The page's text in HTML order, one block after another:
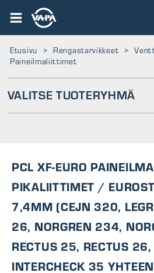
Etusivu > Rengastarvikkeet >
Paineilmaliittimet
VALITSE TUOTERYHMÄ
VENTTIILIN ASENNUSTYÖKALUT
TEOLLISUUSVENTTIILIT
PCL XF-EURO
PIKALIITTIMET /
7,4MM (CEJN 320,
26, NORGREN 234,
RECTUS 25, RECTUS 26,
INTERCHECK 35